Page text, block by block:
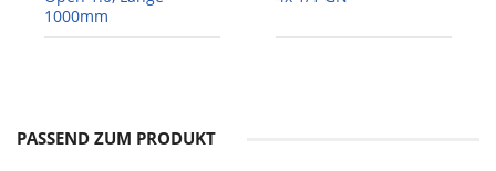
1000mm
PASSEND ZUM PRODUKT